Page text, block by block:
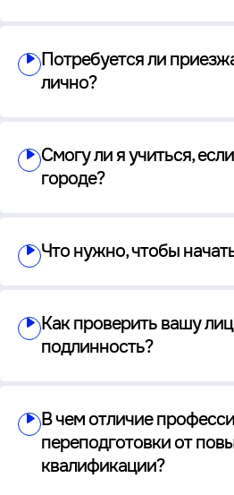
Потребуется ли
лично?
Смогу ли я учиться,
городе?
Что нужно, чтобы
Как проверить вашу
подлинность?
В чем отличие
переподготовки от
квалификации?